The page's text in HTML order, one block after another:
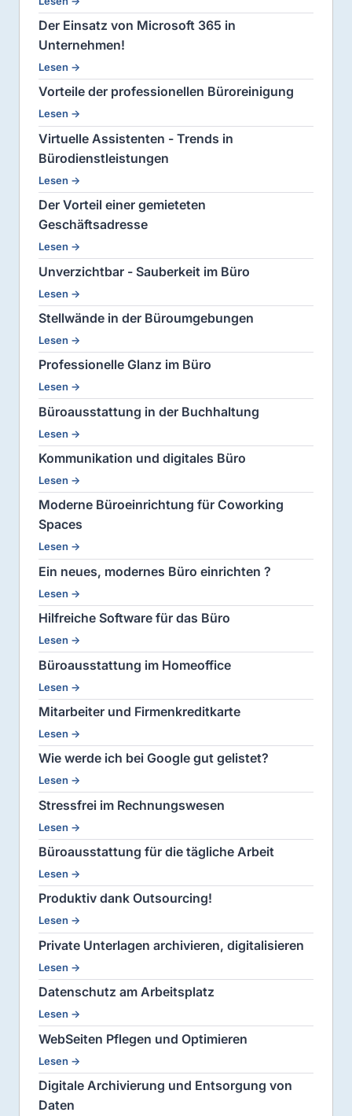
Der Einsatz von Microsoft 365 in
Unternehmen!
Lesen →
Vorteile der professionellen Büroreinigung
Lesen →
Virtuelle Assistenten - Trends in
Bürodienstleistungen
Lesen →
Der Vorteil einer gemieteten
Geschäftsadresse
Lesen →
Unverzichtbar - Sauberkeit im Büro
Lesen →
Stellwände in der Büroumgebungen
Lesen →
Professionelle Glanz im Büro
Lesen →
Büroausstattung in der Buchhaltung
Lesen →
Kommunikation und digitales Büro
Lesen →
Moderne Büroeinrichtung für Coworking
Spaces
Lesen →
Ein neues, modernes Büro einrichten ?
Lesen →
Hilfreiche Software für das Büro
Lesen →
Büroausstattung im Homeoffice
Lesen →
Mitarbeiter und Firmenkreditkarte
Lesen →
Wie werde ich bei Google gut gelistet?
Lesen →
Stressfrei im Rechnungswesen
Lesen →
Büroausstattung für die tägliche Arbeit
Lesen →
Produktiv dank Outsourcing!
Lesen →
Private Unterlagen archivieren, digitalisieren
Lesen →
Datenschutz am Arbeitsplatz
Lesen →
WebSeiten Pflegen und Optimieren
Lesen →
Digitale Archivierung und Entsorgung von
Daten